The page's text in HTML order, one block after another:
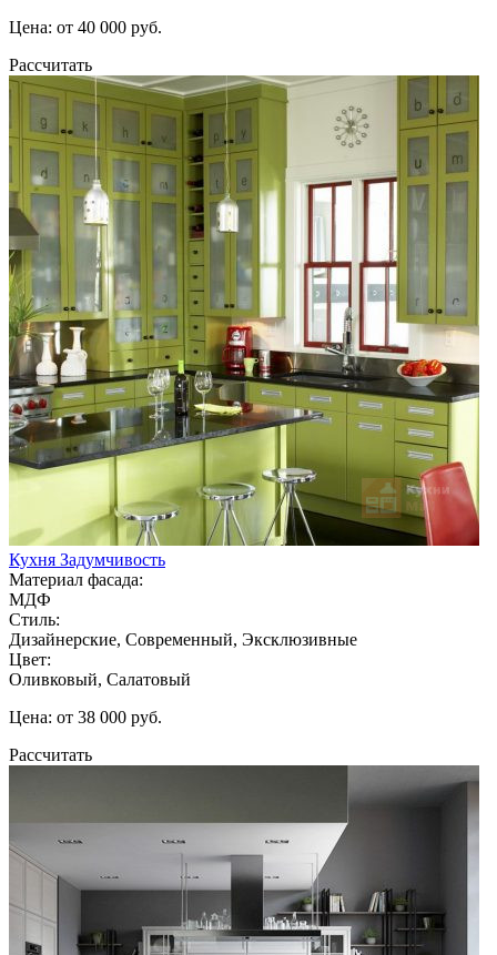
Цена: от 40 000 руб.
Рассчитать
Кухня Задумчивость
Материал фасада:
МДФ
Стиль:
Дизайнерские, Современный, Эксклюзивные
Цвет:
Оливковый, Салатовый
Цена: от 38 000 руб.
Рассчитать